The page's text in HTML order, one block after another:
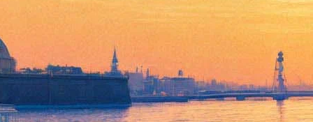
Популярная рок-группа «Сплин» провела съемки своего
нового клипа в четвертом павильоне «Ленфильма». Песня, на
которую снимался клип, пока слушателям неизвестна – она
называется «Пирамиды».